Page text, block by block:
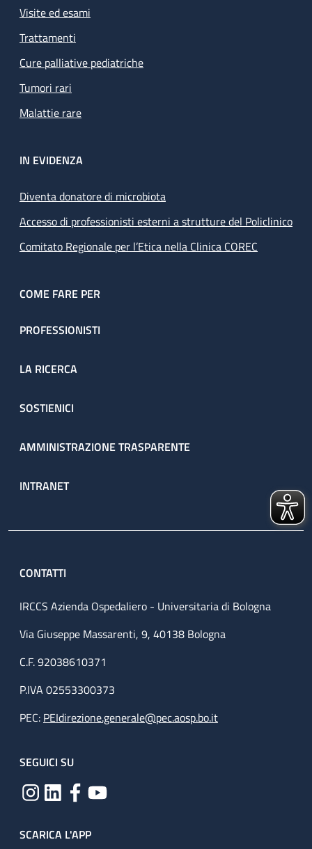
Visite ed esami
Trattamenti
Cure palliative pediatriche
Tumori rari
Malattie rare
IN EVIDENZA
Diventa donatore di microbiota
Accesso di professionisti esterni a strutture del Policlinico
Comitato Regionale per l’Etica nella Clinica COREC
COME FARE PER
PROFESSIONISTI
LA RICERCA
SOSTIENICI
AMMINISTRAZIONE TRASPARENTE
INTRANET
CONTATTI
IRCCS Azienda Ospedaliero - Universitaria di Bologna
Via Giuseppe Massarenti, 9, 40138 Bologna
C.F. 92038610371
P.IVA 02553300373
PEC: PEIdirezione.generale@pec.aosp.bo.it
SEGUICI SU
SCARICA L'APP